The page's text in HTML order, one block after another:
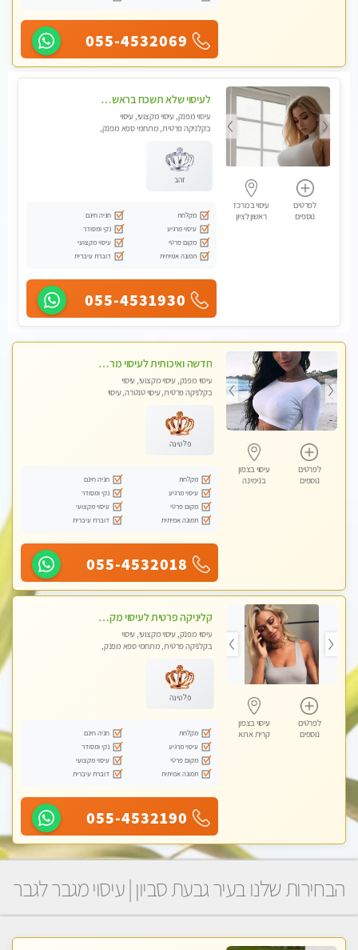
055-4532069
לפרטים
נוספים
עיסוי במרכז
ראשון לציון
לעיסוי שלא תשכח בראשון לציון
עיסוי מפנק, עיסוי מקצועי, עיסוי
בקלניקה פרטית, מתחמי ספא מפנק,
זהב
מקלחת
חניה חינם
עיסוי מרגיע
נקי ומסודר
מקום פרטי
עיסוי מקצועי
תמונה אמיתית
דוברת עיברית
055-4531930
לפרטים
נוספים
עיסוי בצפון
בנימינה
חדשה ואיכותית לעיסוי מרגיע ומפנק VIP-מומלץ לחלוטין! פרטי! ​​​​​​ Highly recommended
עיסוי מפנק, עיסוי מקצועי, עיסוי
בקלניקה פרטית, עיסוי טנטרה, עיסוי
פלטינה
מקלחת
חניה חינם
עיסוי מרגיע
נקי ומסודר
מקום פרטי
עיסוי מקצועי
תמונה אמיתית
דוברת עיברית
055-4532018
לפרטים
נוספים
עיסוי בצפון
קרית אתא
קליניקה פרטית לעיסוי מקצועי ואלטרנטיבי ברמה גבוהה VIP תתקשר ..... highly recommended..new in the city
עיסוי מפנק, עיסוי מקצועי, עיסוי
בקלניקה פרטית, מתחמי ספא מפנק,
טנטרה, עיסוי מגבר לגבר, עיסוי מגבר
לאישה
פלטינה
מקלחת
חניה חינם
עיסוי מרגיע
נקי ומסודר
מקום פרטי
עיסוי מקצועי
תמונה אמיתית
דוברת עיברית
055-4532190
הבחירות שלנו בעיר גבעת סביון | עיסוי מגבר לגבר